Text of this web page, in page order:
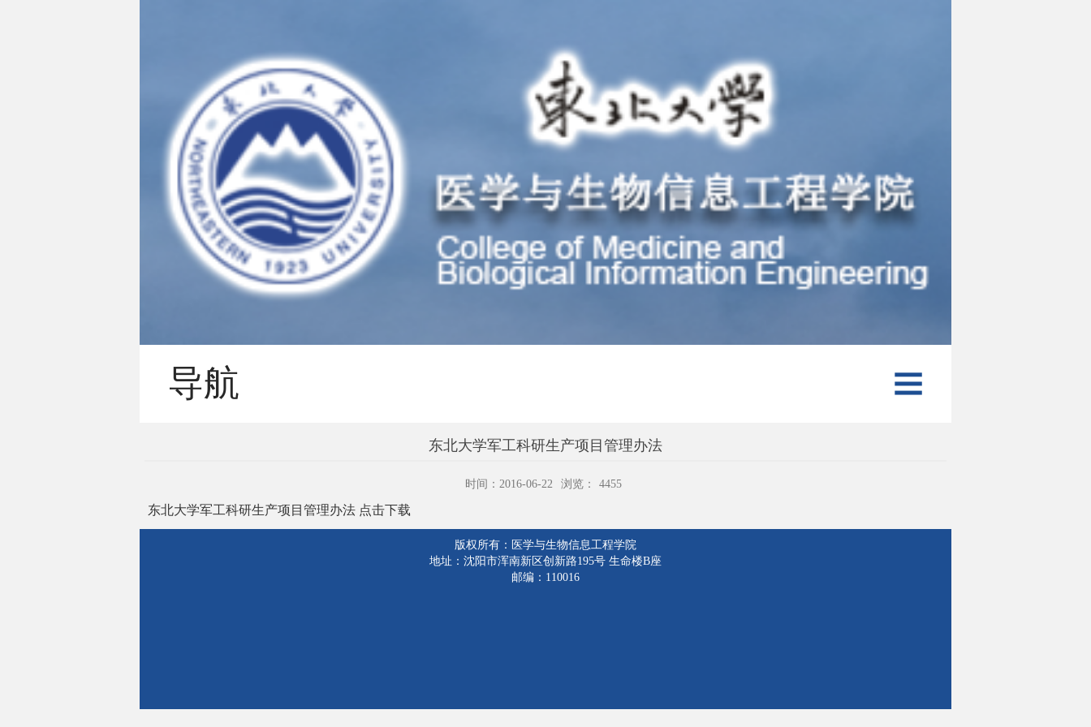
导航
东北大学军工科研生产项目管理办法
时间：2016-06-22 浏览： 4455
东北大学军工科研生产项目管理办法 点击下载
版权所有：医学与生物信息工程学院
地址：沈阳市浑南新区创新路195号 生命楼B座
邮编：110016